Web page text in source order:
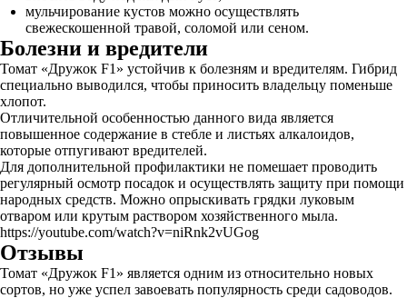
мульчирование кустов можно осуществлять
свежескошенной травой, соломой или сеном.
Болезни и вредители
Томат «Дружок F1» устойчив к болезням и вредителям. Гибрид
специально выводился, чтобы приносить владельцу поменьше
хлопот.
Отличительной особенностью данного вида является
повышенное содержание в стебле и листьях алкалоидов,
которые отпугивают вредителей.
Для дополнительной профилактики не помешает проводить
регулярный осмотр посадок и осуществлять защиту при помощи
народных средств. Можно опрыскивать грядки луковым
отваром или крутым раствором хозяйственного мыла.
https://youtube.com/watch?v=niRnk2vUGog
Отзывы
Томат «Дружок F1» является одним из относительно новых
сортов, но уже успел завоевать популярность среди садоводов.